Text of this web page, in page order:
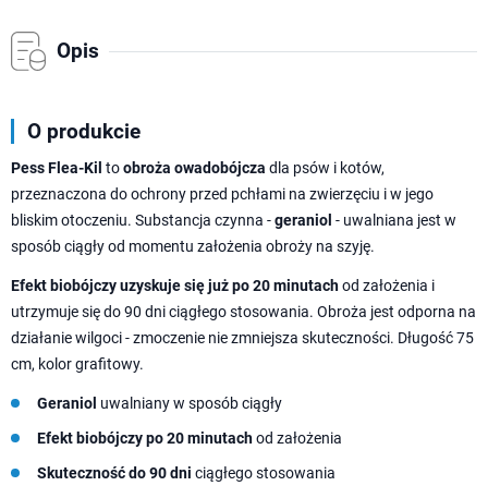
Opis
O produkcie
Pess Flea-Kil toobroża owadobójcza dla psów i kotów,
przeznaczona do ochrony przed pchłami na zwierzęciu i w jego
bliskim otoczeniu. Substancja czynna -geraniol - uwalniana jest w
sposób ciągły od momentu założenia obroży na szyję.
Efekt biobójczy uzyskuje się już po 20 minutachod założenia i
utrzymuje się do 90 dni ciągłego stosowania. Obroża jest odporna na
działanie wilgoci - zmoczenie nie zmniejsza skuteczności. Długość 75
cm, kolor grafitowy.
Geraniol uwalniany w sposób ciągły
Efekt biobójczy po 20 minutachod założenia
Skuteczność do 90 dni ciągłego stosowania